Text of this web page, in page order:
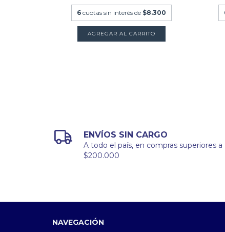
6 cuotas sin interés de $8.300
ENVÍOS SIN CARGO
A todo el país, en compras superiores a
$200.000
NAVEGACIÓN